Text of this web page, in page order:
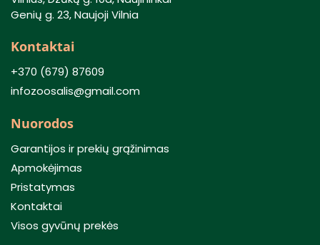
Genių g. 23, Naujoji Vilnia
Kontaktai
+370 (679) 87609
infozoosalis@gmail.com
Nuorodos
Garantijos ir prekių grąžinimas
Apmokėjimas
Pristatymas
Kontaktai
Visos gyvūnų prekės